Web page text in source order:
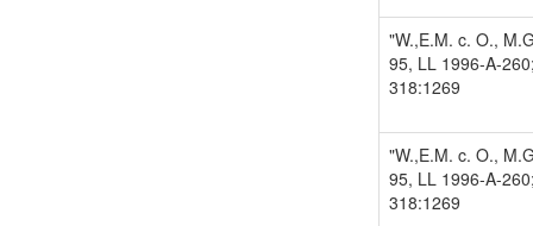
"W.,E.M. c. O.,
95, LL 1996-A-
318:1269
"W.,E.M. c. O.,
95, LL 1996-A-
318:1269